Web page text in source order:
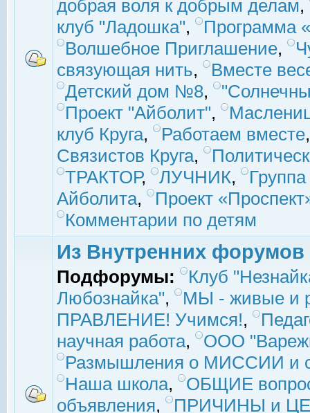
добрая воля к добрым делам,
клуб "Ладошка",
Программа
Волшебное Приглашение,
связующая нить,
Вместе
Детский дом №8,
Проект "Айболит",
клуб Круга, Работаем вместе
Связистов Круга,
ТРАКТОР, ЛУЧНИК,
Айболита,
Проект
Комментарии по детям
Из Внутренних форумов
Подфорумы:
Клуб
Любознайка",
МЫ - живые и
ПРАВЛЕНИЕ! Учимся!,
научная работа,
ООО
Размышления о МИССИИ и
Наша школа,
ОБЩИЕ
объявления,
ПРИЧИНЫ и